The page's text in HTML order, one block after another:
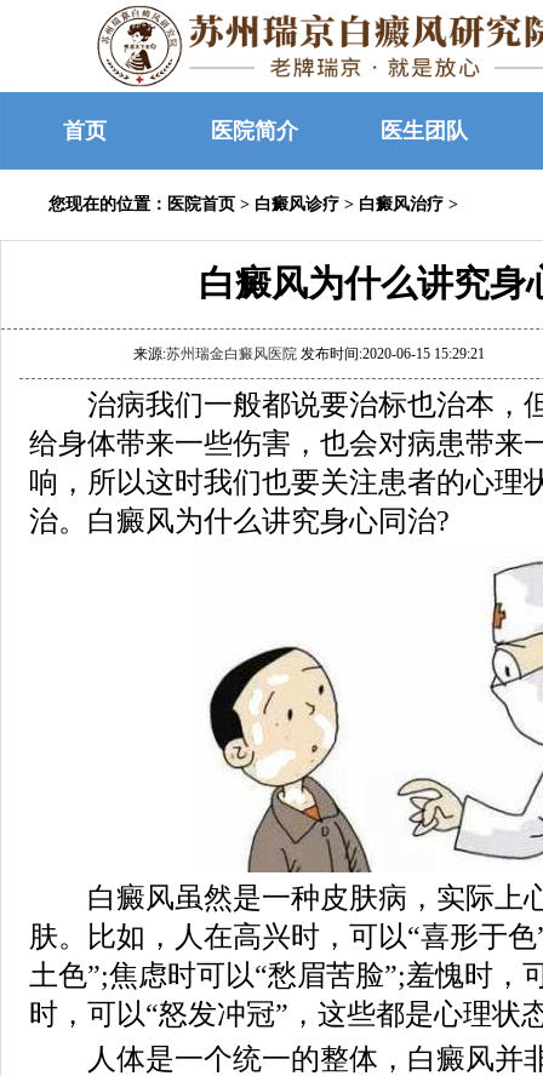
首页 医院简介 医生团队
您现在的位置： 医院首页 > 白癜风诊疗 > 白癜风治疗 >
白癜风为什么讲究身
来源:苏州瑞金白癜风医院 发布时间:2020-06-15 15:29:21
治病我们一般都说要治标也治本，
给身体带来一些伤害，也会对病患带来
响，所以这时我们也要关注患者的心理
治。白癜风为什么讲究身心同治?
白癜风虽然是一种皮肤病，实际上
肤。比如，人在高兴时，可以“喜形于
土色”;焦虑时可以“愁眉苦脸”;羞愧时，
时，可以“怒发冲冠”，这些都是心理状
人体是一个统一的整体，白癜风并